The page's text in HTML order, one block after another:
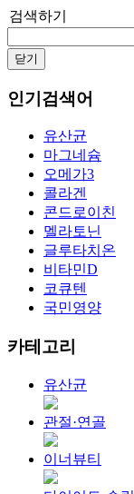
검색하기
닫기
인기검색어
유산균
마그네슘
오메가3
콜라겐
콘드로이친
멜라토닌
글루타치온
비타민D
코큐텐
국민영양
카테고리
유산균
관절·연골
이너뷰티